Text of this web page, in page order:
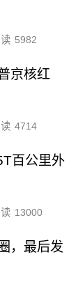
5982
京核红
4714
百公里外
13000
，最后发